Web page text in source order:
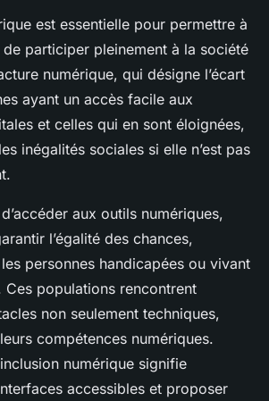
est essentielle pour permettre à
participer pleinement à la société
numérique, qui désigne l’écart
ayant un accès facile aux
et celles qui en sont éloignées,
inégalités sociales si elle n’est pas
aux outils numériques,
l’égalité des chances,
personnes handicapées ou vivant
Ces populations rencontrent
non seulement techniques,
compétences numériques.
numérique signifie
accessibles et proposer